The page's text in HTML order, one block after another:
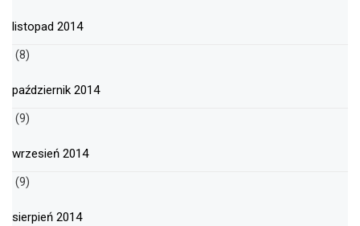
listopad 2014
(8)
październik 2014
(9)
wrzesień 2014
(9)
sierpień 2014